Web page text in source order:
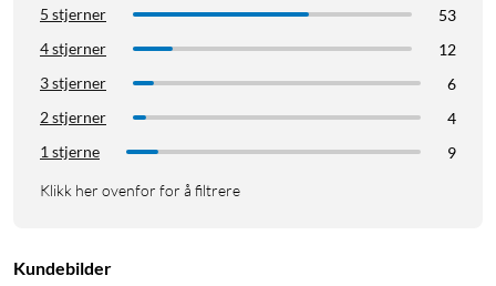
5 stjerner
53
4 stjerner
12
3 stjerner
6
2 stjerner
4
1 stjerne
9
Klikk her ovenfor for å filtrere
Kundebilder